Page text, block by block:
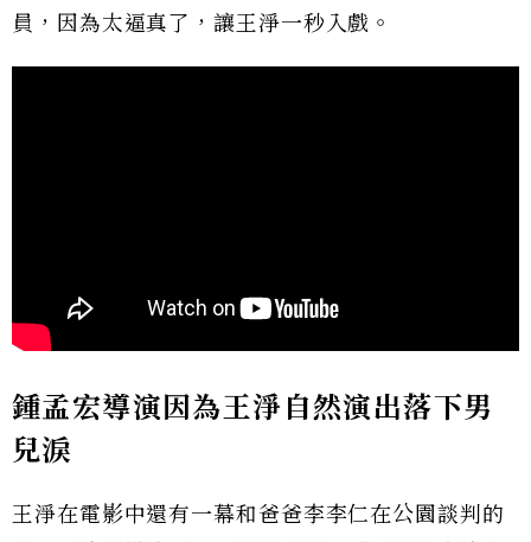
員，因為太逼真了，讓王淨一秒入戲。
鍾孟宏導演因為王淨自然演出落下男
兒淚
王淨在電影中還有一幕和爸爸李李仁在公園談判的